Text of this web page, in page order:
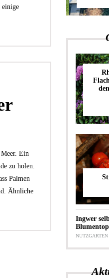
einige
Ein
zu holen.
Palmen
Ähnliche
Ingwer
NUTZGARTEN